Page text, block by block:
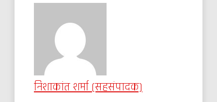
निशाकांत शर्मा (सहसंपादक)